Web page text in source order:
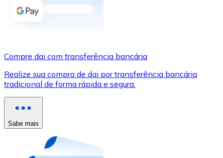
Comprar com dinheiro
Comprar com transferência bancária
Cartão de crédito / débito
Comprar com cartão
Loja - Cartões-presente
Compre dai com transferência bancária
Realize sua compra de dai por transferência bancária
tradicional de forma rápida e segura.
Sabe mais